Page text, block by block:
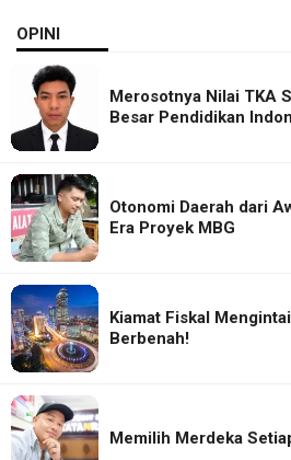
OPINI
Merosotnya Nilai TKA
Besar Pendidikan
Otonomi Daerah dari
Era Proyek MBG
Kiamat Fiskal
Berbenah!
Memilih Merdeka